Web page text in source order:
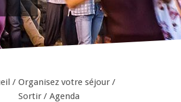
/ Organisez votre séjour /
Sortir / Agenda